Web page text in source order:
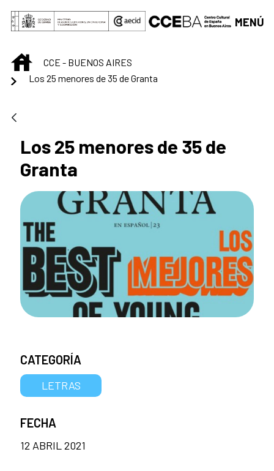
Saltar al contenido principal
MENÚ
INICIOCCE - BUENOS AIRES
Los 25 menores de 35 de Granta
Los 25 menores de 35 de
Granta
CATEGORÍA
LETRAS
FECHA
12 ABRIL 2021